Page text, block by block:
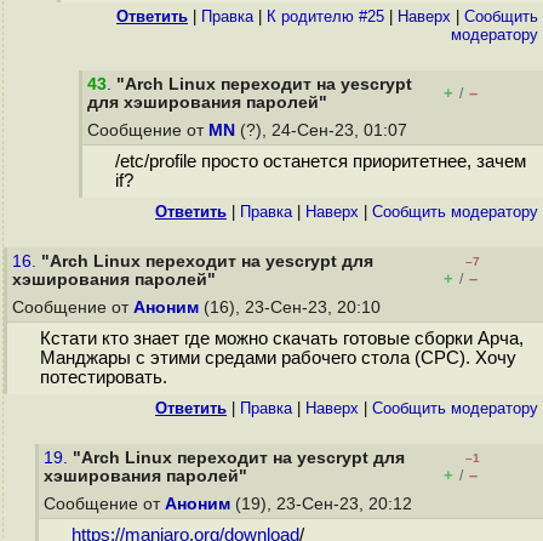
Ответить Правка| К родителю #25 Наверх
Cообщить
модератору
43. "Arch Linux переходит на yescrypt
для хэширования паролей"
+ / –
Сообщение от MN (?), 24-Сен-23, 01:07
/etc/profile просто останется приоритетнее, зачем
if?
Ответить Правка| Наверх Cообщить модератору
16. "Arch Linux переходит на yescrypt для
хэширования паролей"
–7
+ / –
Сообщение от Аноним (16), 23-Сен-23, 20:10
Кстати кто знает где можно скачать готовые сборки Арча,
Манджары с этими средами рабочего стола (СРС). Хочу
потестировать.
Ответить Правка| Наверх Cообщить модератору
19. "Arch Linux переходит на yescrypt для
хэширования паролей"
–1
+ / –
Сообщение от Аноним (19), 23-Сен-23, 20:12
https://manjaro.org/download/